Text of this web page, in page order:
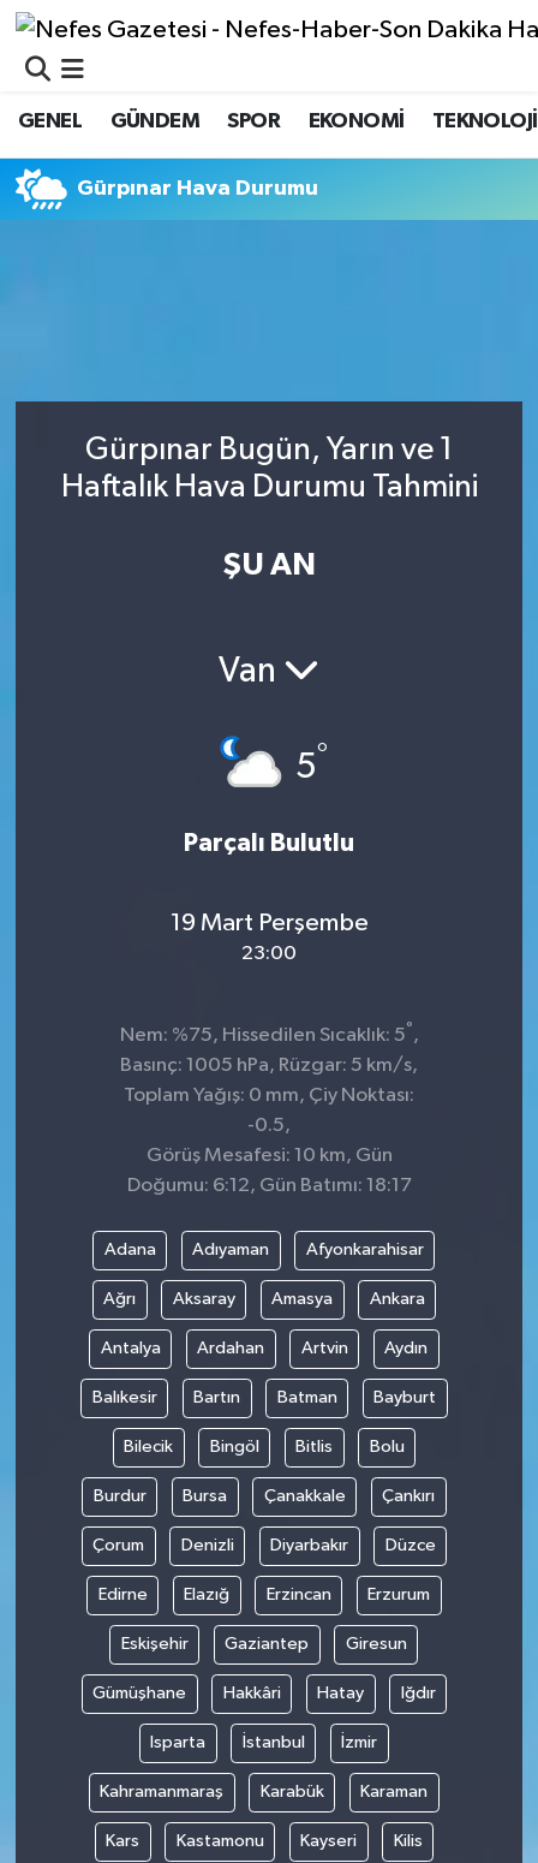
GENEL GÜNDEM SPOR EKONOMİ TEKNOLOJİ
Gürpınar Hava Durumu
Gürpınar Bugün, Yarın ve 1
Haftalık Hava Durumu Tahmini
ŞU AN
Van
5°
Parçalı Bulutlu
19 Mart Perşembe
23:00
Nem: %75, Hissedilen Sıcaklık: 5° ,
Basınç: 1005 hPa, Rüzgar: 5 km/s,
Toplam Yağış: 0 mm, Çiy Noktası:
-0.5,
Görüş Mesafesi: 10 km, Gün
Doğumu: 6:12, Gün Batımı: 18:17
Adana Adıyaman Afyonkarahisar
Ağrı Aksaray Amasya Ankara
Antalya Ardahan Artvin Aydın
Balıkesir Bartın Batman Bayburt
Bilecik Bingöl Bitlis Bolu
Burdur Bursa Çanakkale Çankırı
Çorum Denizli Diyarbakır Düzce
Edirne Elazığ Erzincan Erzurum
Eskişehir Gaziantep Giresun
Gümüşhane Hakkâri Hatay Iğdır
Isparta İstanbul İzmir
Kahramanmaraş Karabük Karaman
Kars Kastamonu Kayseri Kilis
Tüm Manşetler
Son Dakika Haberleri